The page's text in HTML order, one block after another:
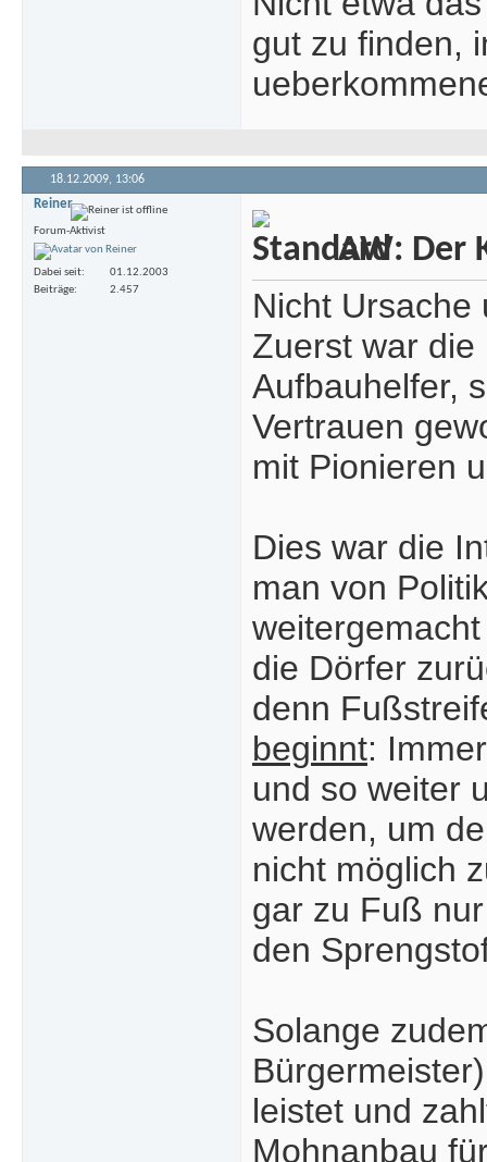
gut zu finden,
18.12.2009, 13:06
Reiner
Forum-Aktivist
Dabei seit
01.12.2003
Beiträge
2.457
AW: Der
Nicht Ursache
Zuerst war
Aufbauhelfer,
Vertrauen
mit Pionieren
Dies war die
man von
die Dörfer
denn
beginnt:
und so weiter
werden, um
nicht möglich
gar zu Fuß
den
Solange
leistet und
Mohnanbau